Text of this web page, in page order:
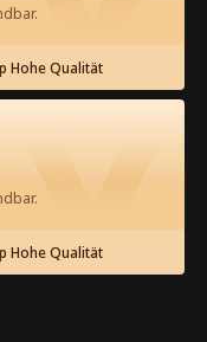
als die
79 80
Hohe Qualität
Hohe Qualität